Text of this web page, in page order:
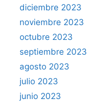
diciembre 2023
noviembre 2023
octubre 2023
septiembre 2023
agosto 2023
julio 2023
junio 2023